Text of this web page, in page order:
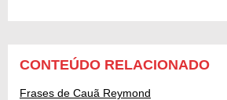
CONTEÚDO RELACIONADO
Frases de Cauã Reymond